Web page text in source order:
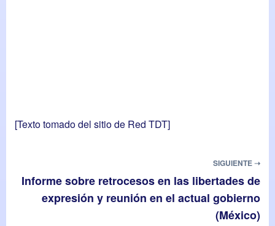
[Texto tomado del sitio de Red TDT]
SIGUIENTE ➝
Informe sobre retrocesos en las libertades de
expresión y reunión en el actual gobierno
(México)